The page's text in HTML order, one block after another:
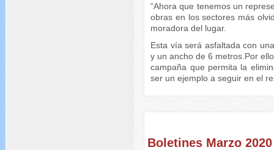
“Ahora que tenemos un
obras en los sectores más
moradora del lugar.
Esta vía será asfaltada con
y un ancho de 6 metros.Por
campaña que permita la
ser un ejemplo a seguir en el
Boletines Marzo 2020